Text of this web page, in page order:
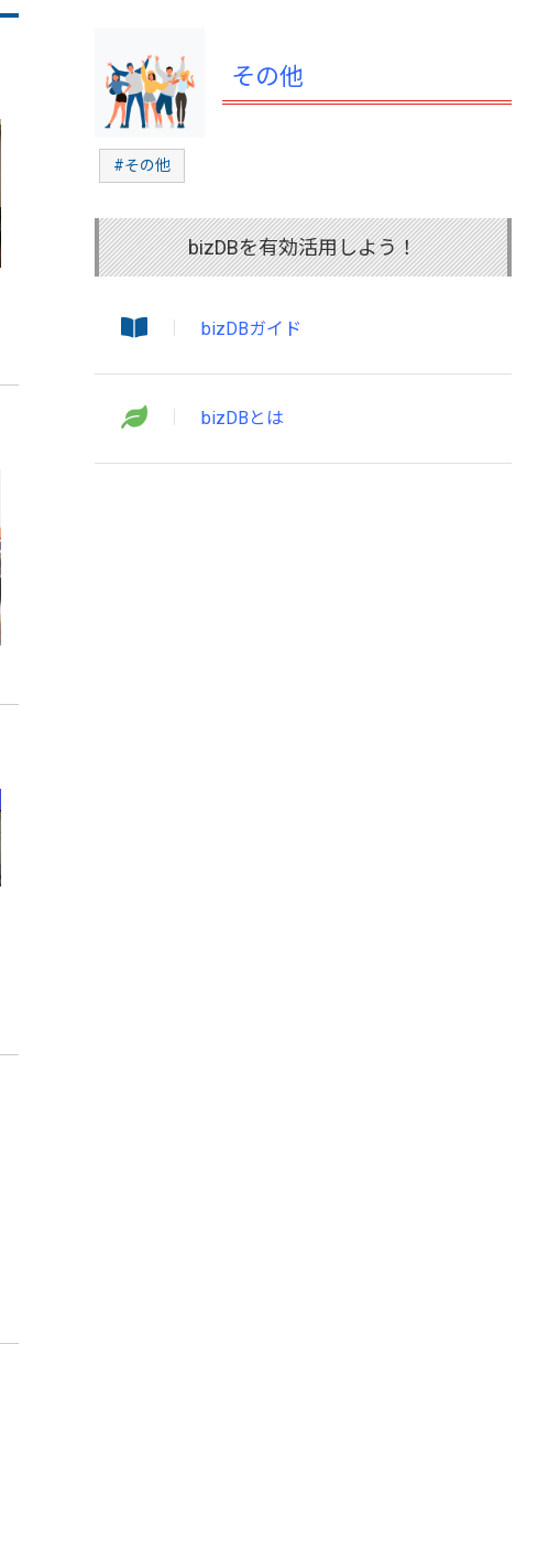
その他
#その他
bizDBを有効活用しよう！
bizDBガイド
bizDBとは